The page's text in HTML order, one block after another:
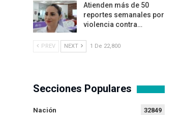
Atienden más de 50
reportes semanales por
violencia contra…
PREV NEXT 1 De 22,800
Secciones Populares
Nación 32849